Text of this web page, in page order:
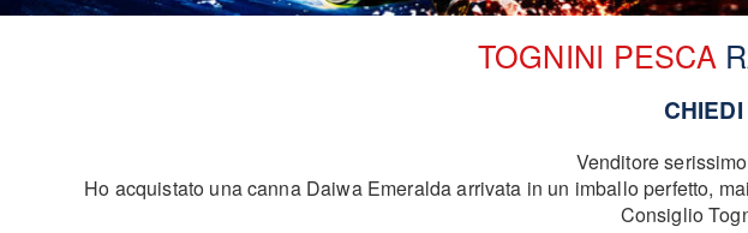
TOGNINI PESCA
Venditore
Ho acquistato una canna Daiwa Emeralda arrivata in un imballo perfetto,
Consiglio